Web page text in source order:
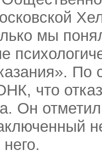
мы
По
что
Он